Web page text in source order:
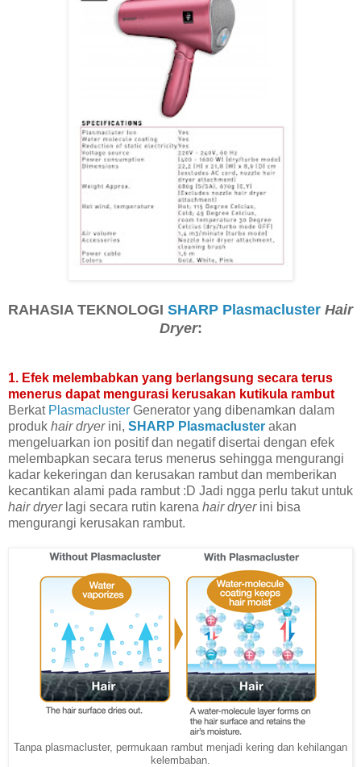
RAHASIA TEKNOLOGI SHARP Plasmacluster Hair
Dryer:
1. Efek melembabkan yang berlangsung secara terus
menerus dapat mengurasi kerusakan kutikula rambut
Berkat Plasmacluster Generator yang dibenamkan dalam
produk hair dryerini, SHARP Plasmacluster akan
mengeluarkan ion positif dan negatif disertai dengan efek
melembapkan secara terus menerus sehingga mengurangi
kadar kekeringan dan kerusakan rambut dan memberikan
kecantikan alami pada rambut :D Jadi ngga perlu takut untuk
hair dryerlagi secara rutin karena hair dryerini bisa
mengurangi kerusakan rambut.
Tanpa plasmacluster, permukaan rambut menjadi kering dan kehilangan
kelembaban.